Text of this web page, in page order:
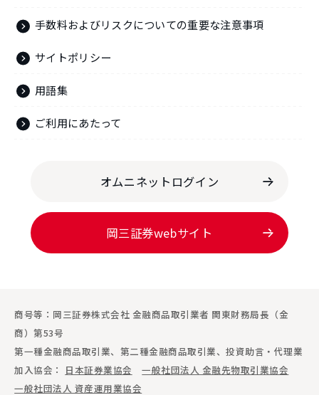
手数料およびリスクについての重要な注意事項
サイトポリシー
用語集
ご利用にあたって
オムニネットログイン
岡三証券webサイト
商号等：岡三証券株式会社 金融商品取引業者 関東財務局長（金
商）第53号
第一種金融商品取引業、第二種金融商品取引業、投資助言・代理業
加入協会： 日本証券業協会
一般社団法人 金融先物取引業協会
一般社団法人 資産運用業協会